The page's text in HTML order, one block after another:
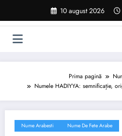
conținut
10 august 2026
Prima pagină
Numele HADIYYA: semnificație,
Nume Arabesti Nume De Fete Arabe